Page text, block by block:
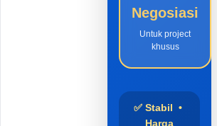
Negosiasi
Untuk project
khusus
✅ Stabil •
Harga